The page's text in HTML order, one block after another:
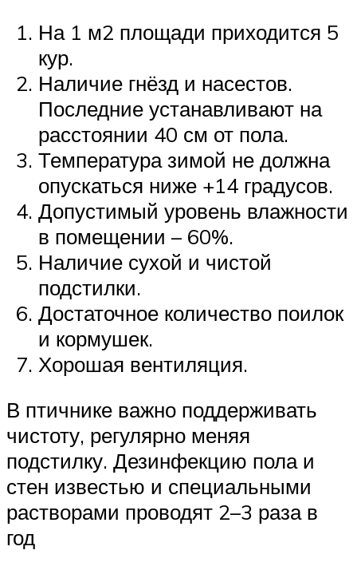
На 1 м2 площади приходится 5
кур.
Наличие гнёзд и насестов.
Последние устанавливают на
расстоянии 40 см от пола.
Температура зимой не должна
опускаться ниже +14 градусов.
Допустимый уровень влажности
в помещении – 60%.
Наличие сухой и чистой
подстилки.
Достаточное количество поилок
и кормушек.
Хорошая вентиляция.
В птичнике важно поддерживать
чистоту, регулярно меняя
подстилку. Дезинфекцию пола и
стен известью и специальными
растворами проводят 2–3 раза в
год